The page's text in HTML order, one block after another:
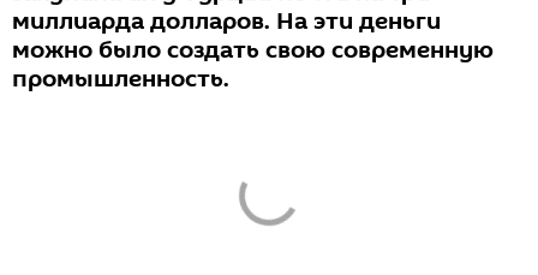
миллиарда долларов. На эти деньги
можно было создать свою современную
промышленность.